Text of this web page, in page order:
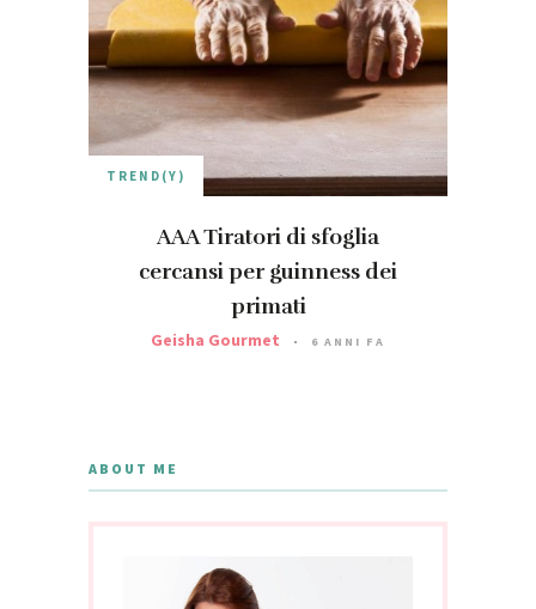
TREND(Y)
AAA Tiratori di sfoglia
cercansi per guinness dei
primati
Geisha Gourmet 6 ANNI FA
ABOUT ME